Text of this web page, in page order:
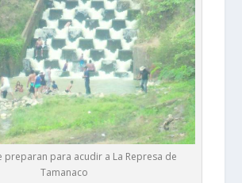
preparan para acudir a La Represa de
Tamanaco